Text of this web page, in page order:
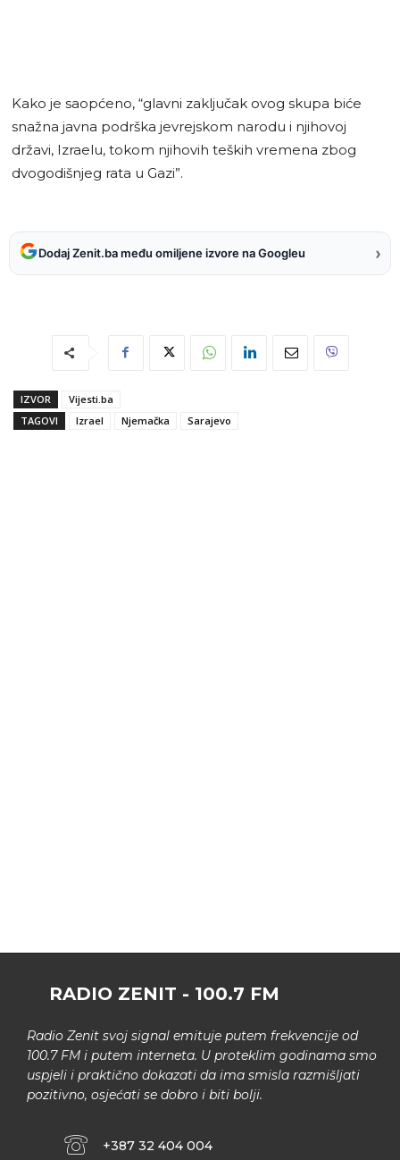
Kako je saopćeno, “glavni zaključak ovog skupa biće
snažna javna podrška jevrejskom narodu i njihovoj
državi, Izraelu, tokom njihovih teških vremena zbog
dvogodišnjeg rata u Gazi”.
Dodaj Zenit.ba među omiljene izvore na Googleu ›
IZVOR
Vijesti.ba
TAGOVI
Izrael Njemačka Sarajevo
RADIO ZENIT - 100.7 FM
Radio Zenit svoj signal emituje putem frekvencije od
100.7 FM i putem interneta. U proteklim godinama smo
uspjeli i praktično dokazati da ima smisla razmišljati
pozitivno, osjećati se dobro i biti bolji.
+387 32 404 004